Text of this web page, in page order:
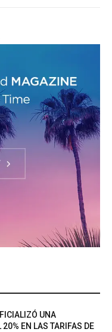
UNA
20% EN LAS TARIFAS DE